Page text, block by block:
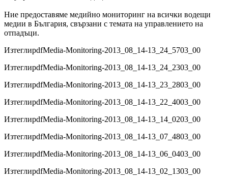
Ние предоставяме медийно мониторинг на всички водещи
медии в България, свързани с темата на управлението на
отпадъци.
ИзтеглиpdfMedia-Monitoring-2013_08_14-13_24_5703_00
ИзтеглиpdfMedia-Monitoring-2013_08_14-13_24_2303_00
ИзтеглиpdfMedia-Monitoring-2013_08_14-13_23_2803_00
ИзтеглиpdfMedia-Monitoring-2013_08_14-13_22_4003_00
ИзтеглиpdfMedia-Monitoring-2013_08_14-13_14_0203_00
ИзтеглиpdfMedia-Monitoring-2013_08_14-13_07_4803_00
ИзтеглиpdfMedia-Monitoring-2013_08_14-13_06_0403_00
ИзтеглиpdfMedia-Monitoring-2013_08_14-13_02_1303_00